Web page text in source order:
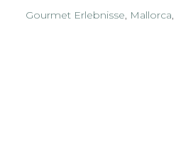
Gourmet Erlebnisse, Mallorca,